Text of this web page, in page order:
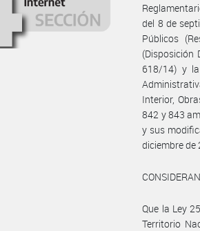
del 8 de
Públicos
(Disposición
618/14) y la
Interior,
842 y 843
y sus
diciembre
Que la Ley
Territorio